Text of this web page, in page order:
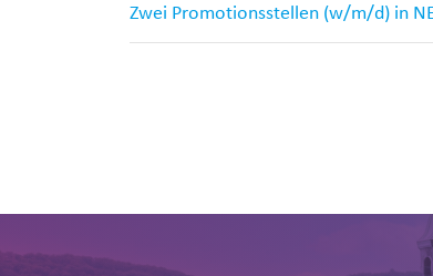
Zwei Promotionsstellen (w/m/d) in